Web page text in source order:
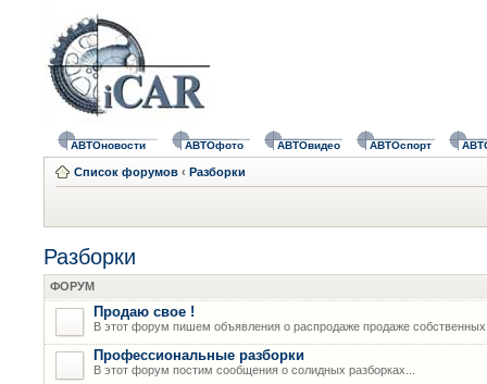
АВТОновости АВТОфото АВТОвидео АВТОспорт
Список форумов ‹ Разборки
Разборки
ФОРУМ
Продаю свое !
В этот форум пишем объявления о распродаже продаже
Профессиональные разборки
В этот форум постим сообщения о солидных разборках...